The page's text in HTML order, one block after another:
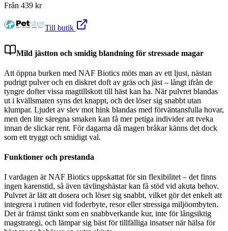
Från 439 kr
Till butik
Mild jästton och smidig blandning för stressade magar
Att öppna burken med NAF Biotics möts man av ett ljust, nästan
pudrigt pulver och en diskret doft av gräs och jäst – långt ifrån de
tyngre dofter vissa magtillskott till häst kan ha. När pulvret blandas
ut i kvällsmaten syns det knappt, och det löser sig snabbt utan
klumpar. Ljudet av slev mot hink blandas med förväntansfulla hovar,
men den lite säregna smaken kan få mer petiga individer att tveka
innan de slickar rent. För dagarna då magen bråkar känns det dock
som ett tryggt och smidigt val.
Funktioner och prestanda
I vardagen är NAF Biotics uppskattat för sin flexibilitet – det finns
ingen karenstid, så även tävlingshästar kan få stöd vid akuta behov.
Pulvret är lätt att dosera och löser sig snabbt, vilket gör det enkelt att
integrera i rutinen vid foderbyte, resor eller stressiga miljöombyten.
Det är främst tänkt som en snabbverkande kur, inte för långsiktig
magstrategi, och lämpar sig bäst för tillfälliga insatser när hälsa för